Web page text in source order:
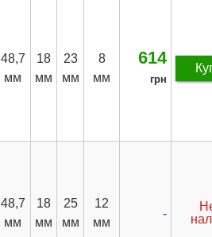
48,7
мм
18
мм
23
мм
8
мм
614
грн
48,7
мм
18
мм
25
мм
12
мм
-